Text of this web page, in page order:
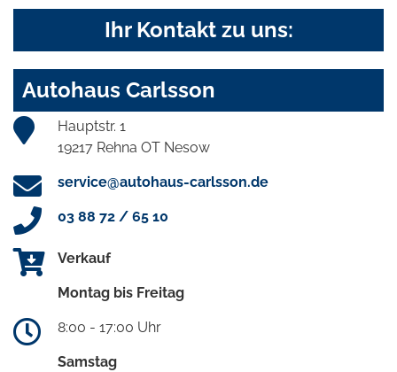
Ihr Kontakt zu uns:
Autohaus Carlsson
Hauptstr. 1
19217 Rehna OT Nesow
service@autohaus-carlsson.de
03 88 72 / 65 10
Verkauf
Montag bis Freitag
8:00 - 17:00 Uhr
Samstag